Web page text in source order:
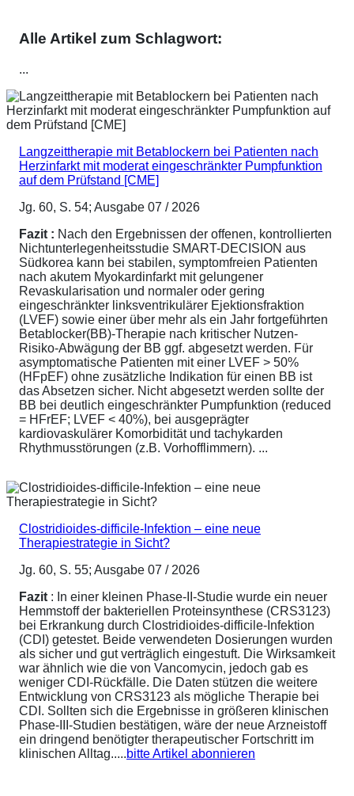
Alle Artikel zum Schlagwort:
...
Langzeittherapie mit Betablockern bei Patienten nach
Herzinfarkt mit moderat eingeschränkter Pumpfunktion
auf dem Prüfstand [CME]
Jg. 60, S. 54; Ausgabe 07 / 2026
Fazit : Nach den Ergebnissen der offenen, kontrollierten
Nichtunterlegenheitsstudie SMART-DECISION aus
Südkorea kann bei stabilen, symptomfreien Patienten
nach akutem Myokardinfarkt mit gelungener
Revaskularisation und normaler oder gering
eingeschränkter linksventrikulärer Ejektionsfraktion
(LVEF) sowie einer über mehr als ein Jahr fortgeführten
Betablocker(BB)-Therapie nach kritischer Nutzen-
Risiko-Abwägung der BB ggf. abgesetzt werden. Für
asymptomatische Patienten mit einer LVEF > 50%
(HFpEF) ohne zusätzliche Indikation für einen BB ist
das Absetzen sicher. Nicht abgesetzt werden sollte der
BB bei deutlich eingeschränkter Pumpfunktion (reduced
= HFrEF; LVEF < 40%), bei ausgeprägter
kardiovaskulärer Komorbidität und tachykarden
Rhythmusstörungen (z.B. Vorhofflimmern). ...
Clostridioides-difficile-Infektion – eine neue
Therapiestrategie in Sicht?
Jg. 60, S. 55; Ausgabe 07 / 2026
Fazit : In einer kleinen Phase-II-Studie wurde ein neuer
Hemmstoff der bakteriellen Proteinsynthese (CRS3123)
bei Erkrankung durch Clostridioides-difficile-Infektion
(CDI) getestet. Beide verwendeten Dosierungen wurden
als sicher und gut verträglich eingestuft. Die Wirksamkeit
war ähnlich wie die von Vancomycin, jedoch gab es
weniger CDI-Rückfälle. Die Daten stützen die weitere
Entwicklung von CRS3123 als mögliche Therapie bei
CDI. Sollten sich die Ergebnisse in größeren klinischen
Phase-III-Studien bestätigen, wäre der neue Arzneistoff
ein dringend benötigter therapeutischer Fortschritt im
klinischen Alltag.....bitte Artikel abonnieren